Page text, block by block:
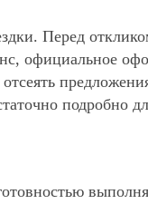
Перед
официальное
подробно